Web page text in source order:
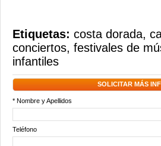
Etiquetas: costa dorada,
conciertos, festivales de
infantiles
SOLICITAR MÁS
* Nombre y Apellidos
Teléfono